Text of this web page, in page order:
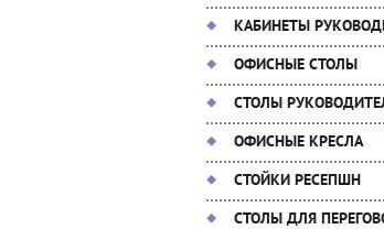
КАБИНЕТЫ
ОФИСНЫЕ СТОЛЫ
СТОЛЫ
ОФИСНЫЕ КРЕСЛА
СТОЙКИ РЕСЕПШН
СТОЛЫ ДЛЯ